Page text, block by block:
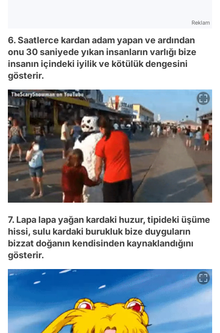
Reklam
6. Saatlerce kardan adam yapan ve ardından
onu 30 saniyede yıkan insanların varlığı bize
insanın içindeki iyilik ve kötülük dengesini
gösterir.
7. Lapa lapa yağan kardaki huzur, tipideki üşüme
hissi, sulu kardaki burukluk bize duyguların
bizzat doğanın kendisinden kaynaklandığını
gösterir.